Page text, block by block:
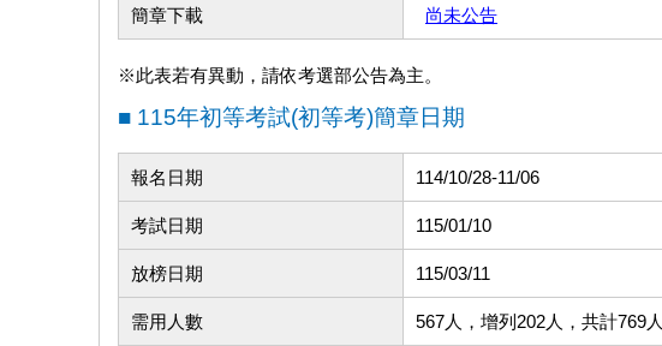
簡章下載 尚未公告
※此表若有異動，請依考選部公告為主。
■ 115年初等考試(初等考)簡章日期
報名日期 114/10/28-11/06
考試日期 115/01/10
放榜日期 115/03/11
需用人數 567人，增列202人，共計769人